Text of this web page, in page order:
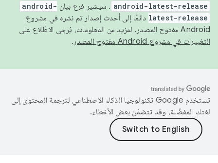
android-latest-release . سيشير فرع بيان android-
latest-release دائمًا إلى أحدث إصدار تم نشره في مشروع
Android مفتوح المصدر. لمزيد من المعلومات، يُرجى الاطّلاع على
التغييرات في مشروع Android مفتوح المصدر
.
تستخدم Google تكنولوجيا الذكاء الاصطناعي لترجمة المحتوى إلى
لغتك المفضّلة، وقد تتضمّن بعض الأخطاء.